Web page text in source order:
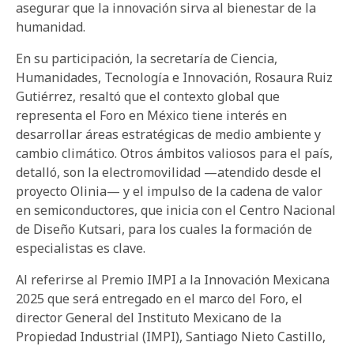
asegurar que la innovación sirva al bienestar de la
humanidad.
En su participación, la secretaría de Ciencia,
Humanidades, Tecnología e Innovación, Rosaura Ruiz
Gutiérrez, resaltó que el contexto global que
representa el Foro en México tiene interés en
desarrollar áreas estratégicas de medio ambiente y
cambio climático. Otros ámbitos valiosos para el país,
detalló, son la electromovilidad —atendido desde el
proyecto Olinia— y el impulso de la cadena de valor
en semiconductores, que inicia con el Centro Nacional
de Diseño Kutsari, para los cuales la formación de
especialistas es clave.
Al referirse al Premio IMPI a la Innovación Mexicana
2025 que será entregado en el marco del Foro, el
director General del Instituto Mexicano de la
Propiedad Industrial (IMPI), Santiago Nieto Castillo,